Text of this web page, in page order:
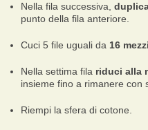
Nella fila successiva,
punto della fila anteriore.
Cuci 5 file uguali da 16
Nella settima fila riduci alla
insieme fino a rimanere con
Riempi la sfera di cotone.